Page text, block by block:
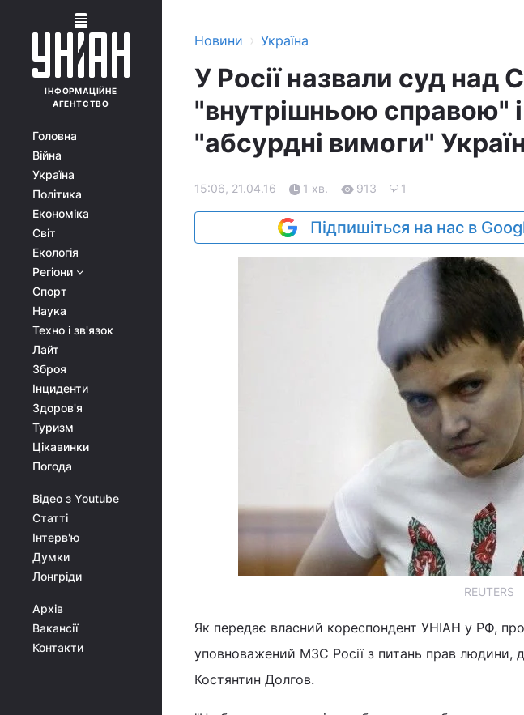
ІНФОРМАЦІЙНЕ
АГЕНТСТВО
Головна
Війна
Україна
Політика
Економіка
Світ
Екологія
Регіони
Спорт
Наука
Техно і зв'язок
Лайт
Зброя
Інциденти
Здоров'я
Туризм
Цікавинки
Погода
Відео з Youtube
Статті
Інтерв'ю
Думки
Лонгріди
Архів
Вакансії
Контакти
Новини › Україна
У Росії назвали суд над
"внутрішньою справою"
"абсурдні вимоги"
15:06, 21.04.16 1 хв. 913 1
Підпишіться на нас в
REUTERS
Як передає власний кореспондент УНІАН у РФ,
уповноважений МЗС Росії з питань прав людини,
Костянтин Долгов.